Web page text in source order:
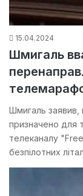
15.04.2024
Шмигаль
Шмигаль заявив,
призначено для
телеканалу
безпілотних